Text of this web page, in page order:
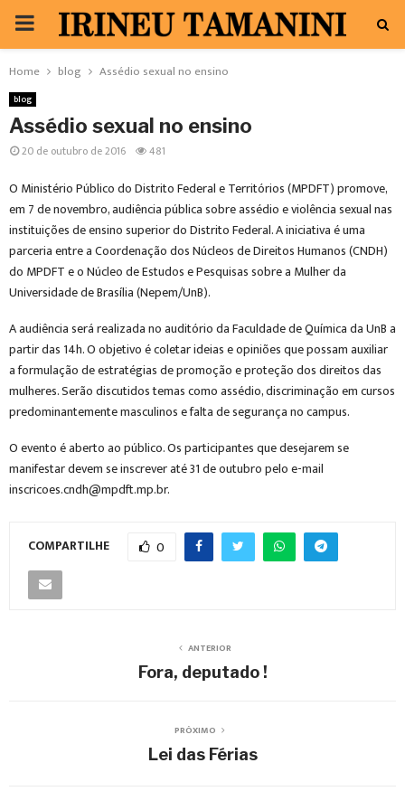
PRIMARY
MENU
Home blog Assédio sexual no ensino
blog
Assédio sexual no ensino
20 de outubro de 2016 481
O Ministério Público do Distrito Federal e Territórios (MPDFT) promove,
em 7 de novembro, audiência pública sobre assédio e violência sexual nas
instituições de ensino superior do Distrito Federal. A iniciativa é uma
parceria entre a Coordenação dos Núcleos de Direitos Humanos (CNDH)
do MPDFT e o Núcleo de Estudos e Pesquisas sobre a Mulher da
Universidade de Brasília (Nepem/UnB).
A audiência será realizada no auditório da Faculdade de Química da UnB a
partir das 14h. O objetivo é coletar ideias e opiniões que possam auxiliar
a formulação de estratégias de promoção e proteção dos direitos das
mulheres. Serão discutidos temas como assédio, discriminação em cursos
predominantemente masculinos e falta de segurança no campus.
O evento é aberto ao público. Os participantes que desejarem se
manifestar devem se inscrever até 31 de outubro pelo e-mail
inscricoes.cndh@mpdft.mp.br.
COMPARTILHE 0
ANTERIOR
Fora, deputado !
PRÓXIMO
Lei das Férias